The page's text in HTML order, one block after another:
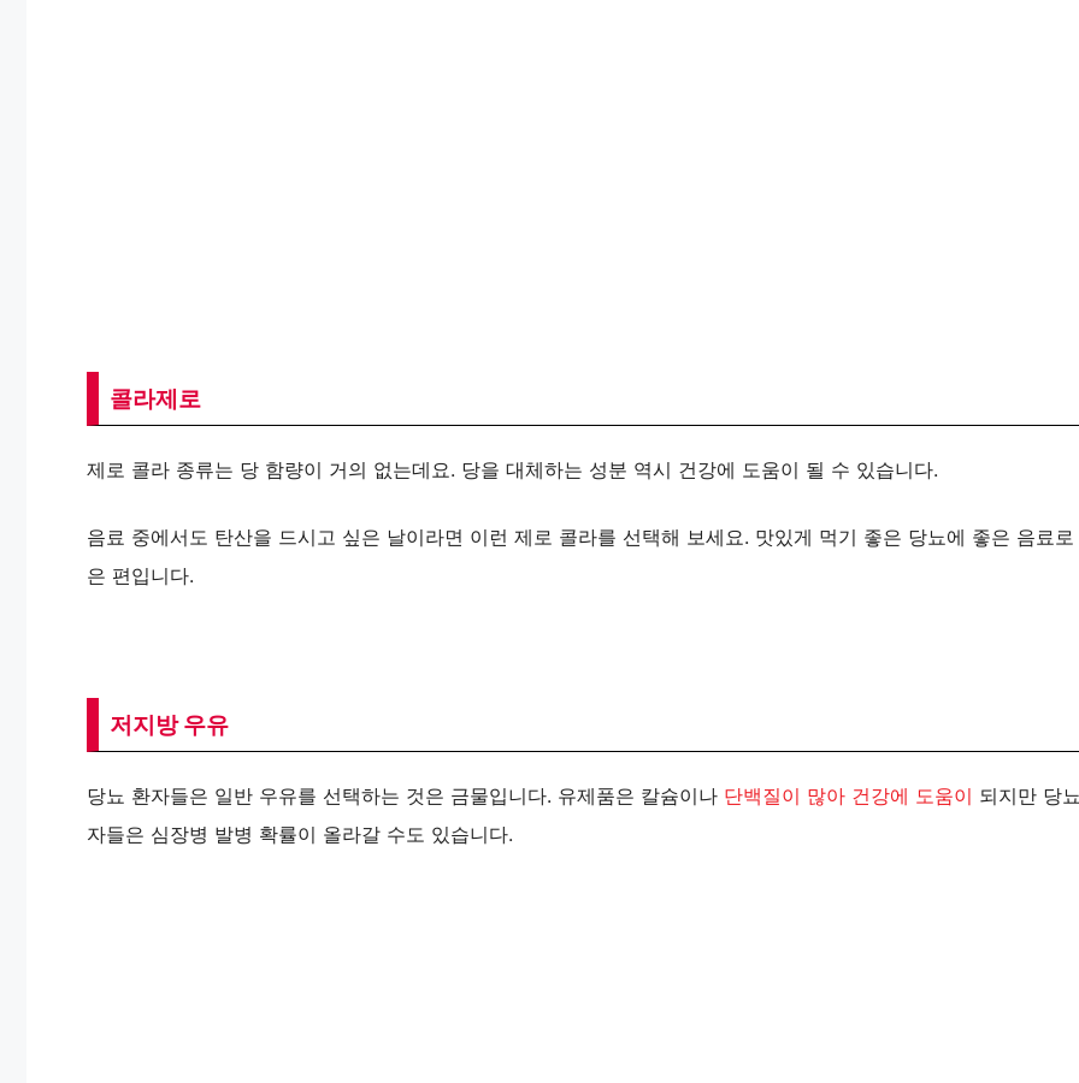
콜라제로
제로 콜라 종류는 당 함량이 거의 없는데요. 당을 대체하는 성분 역시 건강에 도움이 될 수 있습니다.
음료 중에서도 탄산을 드시고 싶은 날이라면 이런 제로 콜라를 선택해 보세요. 맛있게 먹기 좋은 당뇨에 좋은 음료
은 편입니다.
저지방 우유
당뇨 환자들은 일반 우유를 선택하는 것은 금물입니다. 유제품은 칼슘이나 단백질이 많아 건강에 도움이 되지만 당
자들은 심장병 발병 확률이 올라갈 수도 있습니다.